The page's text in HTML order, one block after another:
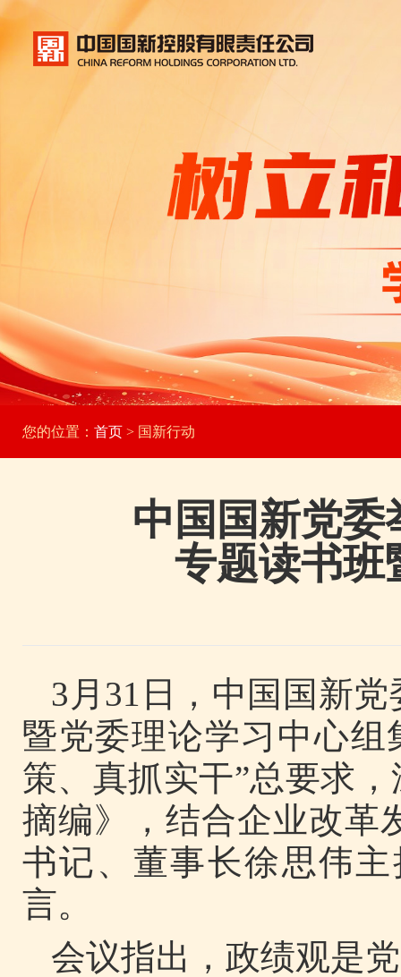
您的位置： 首页 > 国新行动
中国国新党委
专题读书班
3月31日，中国国新
暨党委理论学习中心
策、真抓实干”总要求
摘编》，结合企业改革
书记、董事长徐思伟
言。
会议指出，政绩观是